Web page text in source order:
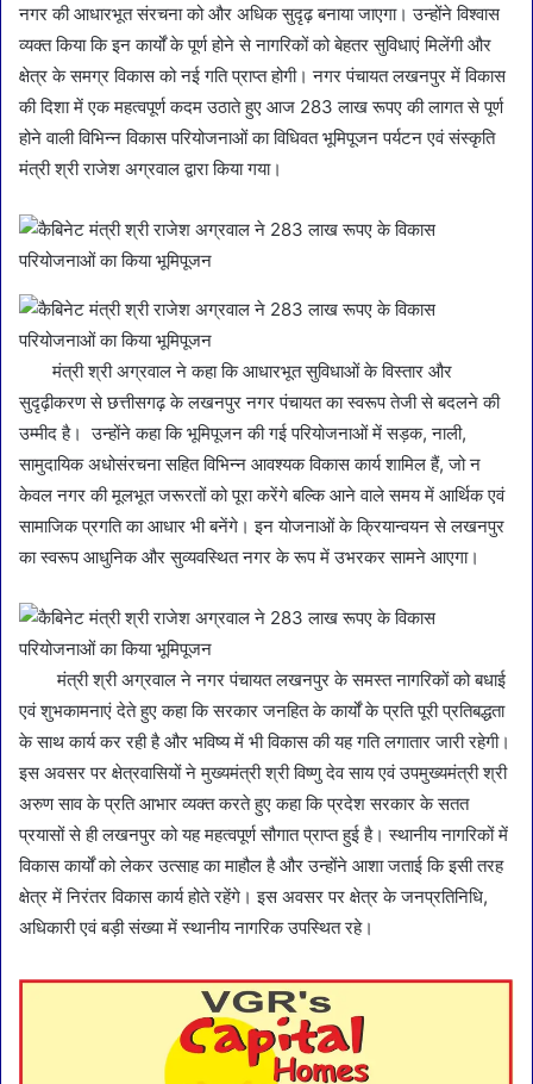
नगर की आधारभूत संरचना को और अधिक सुदृढ़ बनाया जाएगा। उन्होंने विश्वास
व्यक्त किया कि इन कार्यों के पूर्ण होने से नागरिकों को बेहतर सुविधाएं मिलेंगी और
क्षेत्र के समग्र विकास को नई गति प्राप्त होगी। नगर पंचायत लखनपुर में विकास
की दिशा में एक महत्वपूर्ण कदम उठाते हुए आज 283 लाख रूपए की लागत से पूर्ण
होने वाली विभिन्न विकास परियोजनाओं का विधिवत भूमिपूजन पर्यटन एवं संस्कृति
मंत्री श्री राजेश अग्रवाल द्वारा किया गया।
मंत्री श्री अग्रवाल ने कहा कि आधारभूत सुविधाओं के विस्तार और
सुदृढ़ीकरण से छत्तीसगढ़ के लखनपुर नगर पंचायत का स्वरूप तेजी से बदलने की
उम्मीद है। उन्होंने कहा कि भूमिपूजन की गई परियोजनाओं में सड़क, नाली,
सामुदायिक अधोसंरचना सहित विभिन्न आवश्यक विकास कार्य शामिल हैं, जो न
केवल नगर की मूलभूत जरूरतों को पूरा करेंगे बल्कि आने वाले समय में आर्थिक एवं
सामाजिक प्रगति का आधार भी बनेंगे। इन योजनाओं के क्रियान्वयन से लखनपुर
का स्वरूप आधुनिक और सुव्यवस्थित नगर के रूप में उभरकर सामने आएगा।
मंत्री श्री अग्रवाल ने नगर पंचायत लखनपुर के समस्त नागरिकों को बधाई
एवं शुभकामनाएं देते हुए कहा कि सरकार जनहित के कार्यों के प्रति पूरी प्रतिबद्धता
के साथ कार्य कर रही है और भविष्य में भी विकास की यह गति लगातार जारी रहेगी।
इस अवसर पर क्षेत्रवासियों ने मुख्यमंत्री श्री विष्णु देव साय एवं उपमुख्यमंत्री श्री
अरुण साव के प्रति आभार व्यक्त करते हुए कहा कि प्रदेश सरकार के सतत
प्रयासों से ही लखनपुर को यह महत्वपूर्ण सौगात प्राप्त हुई है। स्थानीय नागरिकों में
विकास कार्यों को लेकर उत्साह का माहौल है और उन्होंने आशा जताई कि इसी तरह
क्षेत्र में निरंतर विकास कार्य होते रहेंगे। इस अवसर पर क्षेत्र के जनप्रतिनिधि,
अधिकारी एवं बड़ी संख्या में स्थानीय नागरिक उपस्थित रहे।